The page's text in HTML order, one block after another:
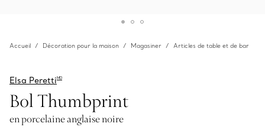
Accueil Décoration pour la maison Magasiner Articles de table et de bar
Elsa PerettiMD
Bol Thumbprint
en porcelaine anglaise noire